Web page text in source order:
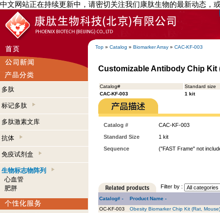
中文网站正在持续更新中，请密切关注我们康肽生物的最新动态，
Top » Catalog » Biomarker Array » CAC-KF-003
多肽
标记多肽
多肽激素文库
抗体
免疫试剂盒
生物标志物阵列
心血管
肥胖
Customizable Antibody Chip Kit
Catalog#
Standard size
CAC-KF-003
1 kit
Catalog #
CAC-KF-003
Standard Size
1 kit
Sequence
("FAST Frame" not
Filter by :
Catalog# -
Product Name -
OC-KF-003
Obesity Biomarker Chip Kit (Rat,